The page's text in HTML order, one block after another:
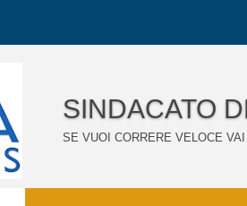
SINDACATO
SE VUOI CORRERE VELOCE